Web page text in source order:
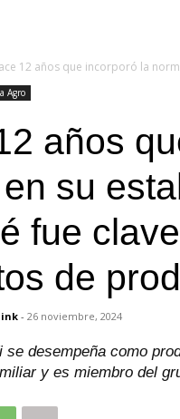
Agro
años
su
fue
de
- 26 noviembre, 2024
se desempeña como
y es miembro del